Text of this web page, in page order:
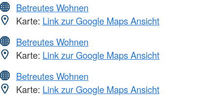
Betreutes Wohnen
Karte: Link zur Google Maps Ansicht
Betreutes Wohnen
Karte: Link zur Google Maps Ansicht
Betreutes Wohnen
Karte: Link zur Google Maps Ansicht